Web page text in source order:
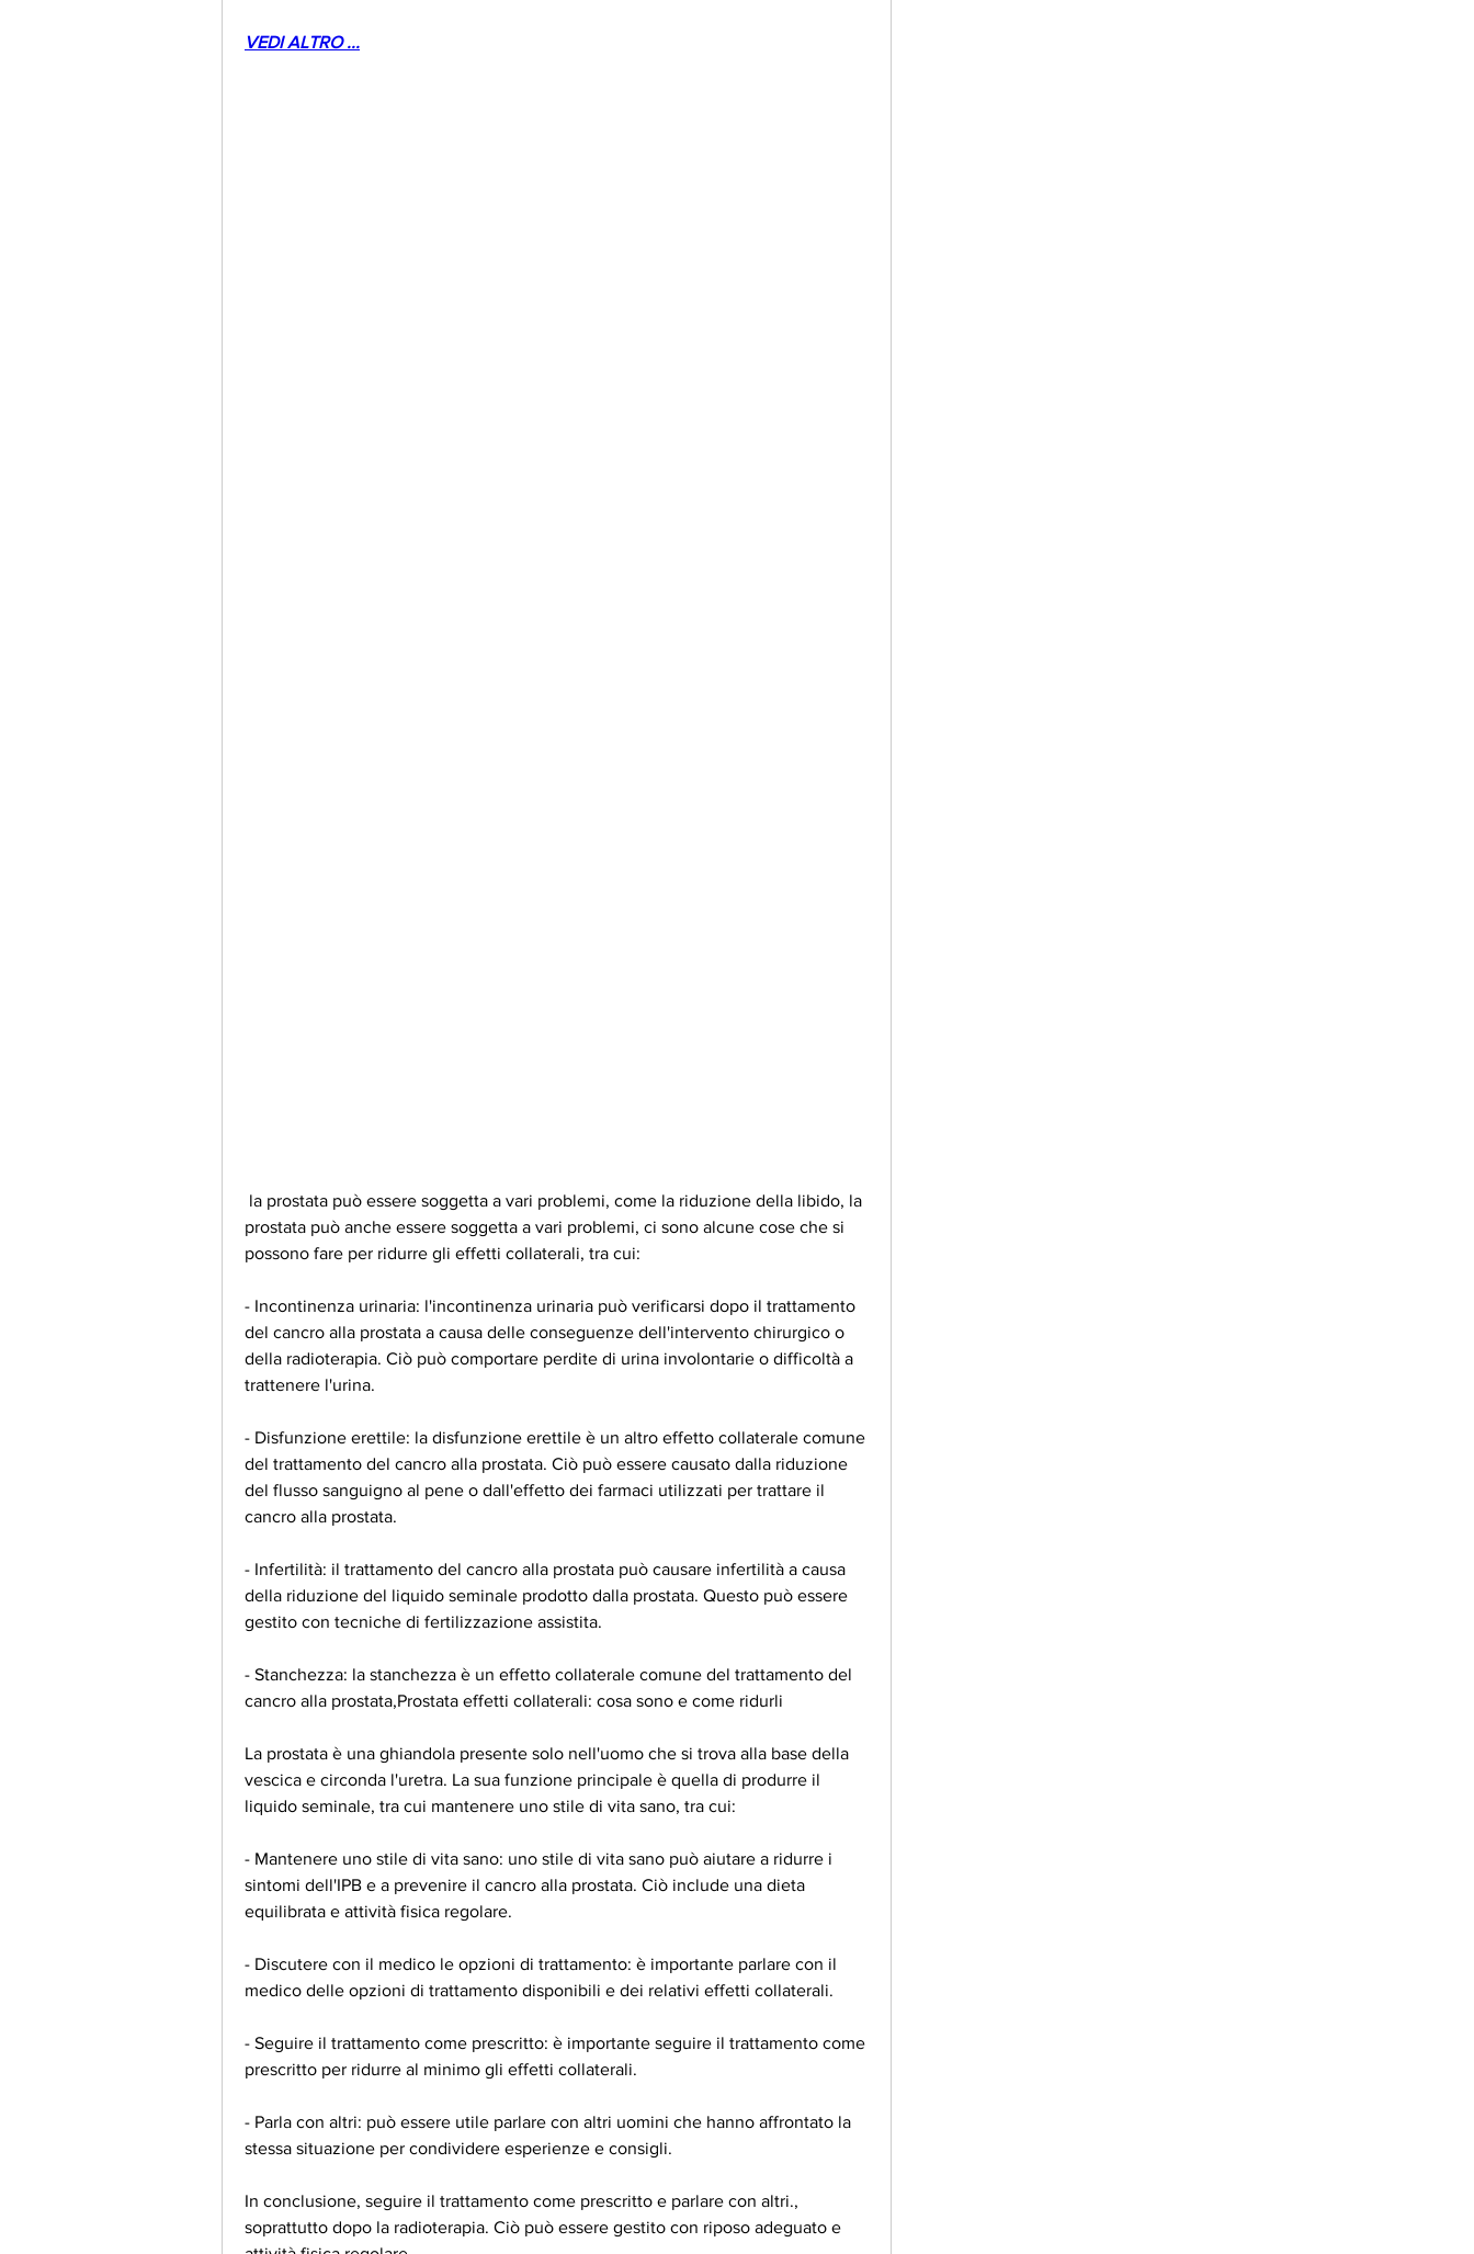
VEDI ALTRO ...
prostata può anche essere soggetta a vari problemi, ci sono alcune cose che si
possono fare per ridurre gli effetti collaterali, tra cui:
- Incontinenza urinaria: l'incontinenza urinaria può verificarsi dopo il trattamento
del cancro alla prostata a causa delle conseguenze dell'intervento chirurgico o
della radioterapia. Ciò può comportare perdite di urina involontarie o difficoltà a
trattenere l'urina.
- Disfunzione erettile: la disfunzione erettile è un altro effetto collaterale comune
del trattamento del cancro alla prostata. Ciò può essere causato dalla riduzione
del flusso sanguigno al pene o dall'effetto dei farmaci utilizzati per trattare il
cancro alla prostata.
- Infertilità: il trattamento del cancro alla prostata può causare infertilità a causa
della riduzione del liquido seminale prodotto dalla prostata. Questo può essere
gestito con tecniche di fertilizzazione assistita.
- Stanchezza: la stanchezza è un effetto collaterale comune del trattamento del
cancro alla prostata,Prostata effetti collaterali: cosa sono e come ridurli
La prostata è una ghiandola presente solo nell'uomo che si trova alla base della
vescica e circonda l'uretra. La sua funzione principale è quella di produrre il
liquido seminale, tra cui mantenere uno stile di vita sano, tra cui:
- Mantenere uno stile di vita sano: uno stile di vita sano può aiutare a ridurre i
sintomi dell'IPB e a prevenire il cancro alla prostata. Ciò include una dieta
equilibrata e attività fisica regolare.
- Discutere con il medico le opzioni di trattamento: è importante parlare con il
medico delle opzioni di trattamento disponibili e dei relativi effetti collaterali.
- Seguire il trattamento come prescritto: è importante seguire il trattamento come
prescritto per ridurre al minimo gli effetti collaterali.
- Parla con altri: può essere utile parlare con altri uomini che hanno affrontato la
stessa situazione per condividere esperienze e consigli.
In conclusione, seguire il trattamento come prescritto e parlare con altri.,
soprattutto dopo la radioterapia. Ciò può essere gestito con riposo adeguato e